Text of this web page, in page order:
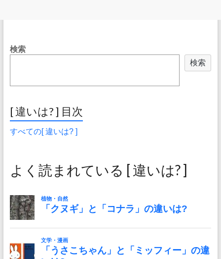
検索
検索
[ 違いは? ] 目次
すべての[ 違いは? ]
よく読まれている [ 違いは? ]